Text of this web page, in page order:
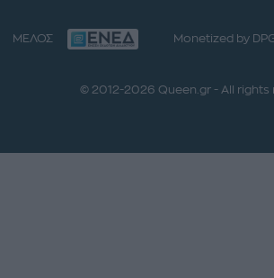
ΜΕΛΟΣ Monetized by
© 2012-2026 Queen.gr - All rights